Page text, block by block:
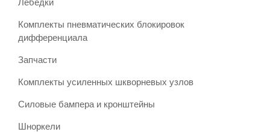
Комплекты пневматических блокировок
дифференциала
Запчасти
Комплекты усиленных шкворневых узлов
Силовые бампера и кронштейны
Шноркели